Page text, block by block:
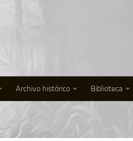
Archivo histórico Biblioteca